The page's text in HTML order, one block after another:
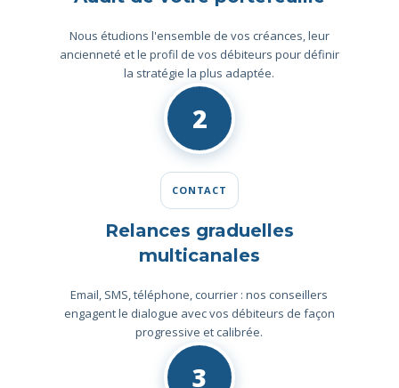
Nous étudions l'ensemble de vos créances, leur
ancienneté et le profil de vos débiteurs pour définir
la stratégie la plus adaptée.
2
CONTACT
Relances graduelles
multicanales
Email, SMS, téléphone, courrier : nos conseillers
engagent le dialogue avec vos débiteurs de façon
progressive et calibrée.
3